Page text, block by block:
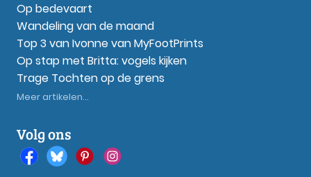
Op bedevaart
Wandeling van de maand
Top 3 van Ivonne van MyFootPrints
Op stap met Britta: vogels kijken
Trage Tochten op de grens
Meer artikelen...
Volg ons